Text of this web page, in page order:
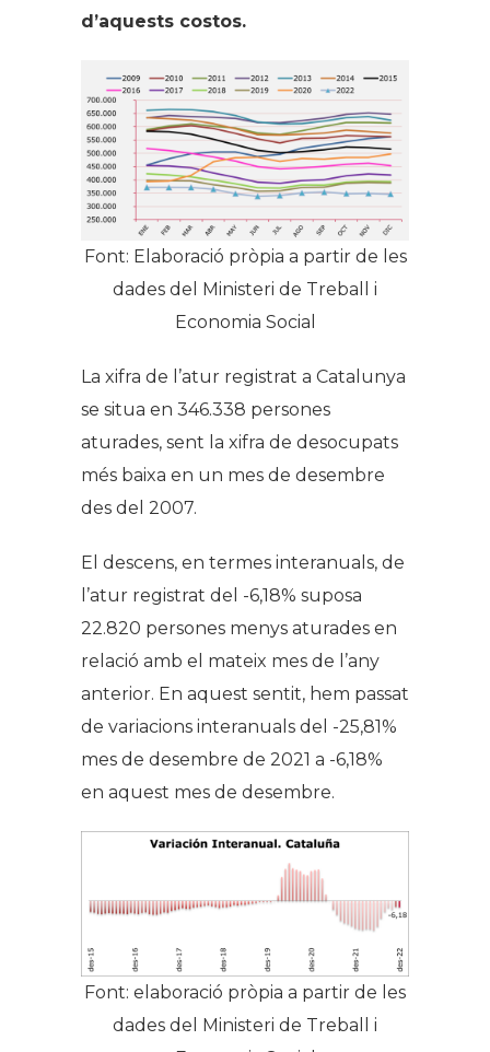
d’aquests costos.
Font: Elaboració pròpia a partir de les
dades del Ministeri de Treball i
Economia Social
La xifra de l’atur registrat a Catalunya
se situa en 346.338 persones
aturades, sent la xifra de desocupats
més baixa en un mes de desembre
des del 2007.
El descens, en termes interanuals, de
l’atur registrat del -6,18% suposa
22.820 persones menys aturades en
relació amb el mateix mes de l’any
anterior. En aquest sentit, hem passat
de variacions interanuals del -25,81%
mes de desembre de 2021 a -6,18%
en aquest mes de desembre.
Font: elaboració pròpia a partir de les
dades del Ministeri de Treball i